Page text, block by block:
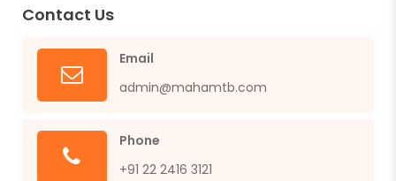
Contact Us
Email
admin@mahamtb.com
Phone
+91 22 2416 3121